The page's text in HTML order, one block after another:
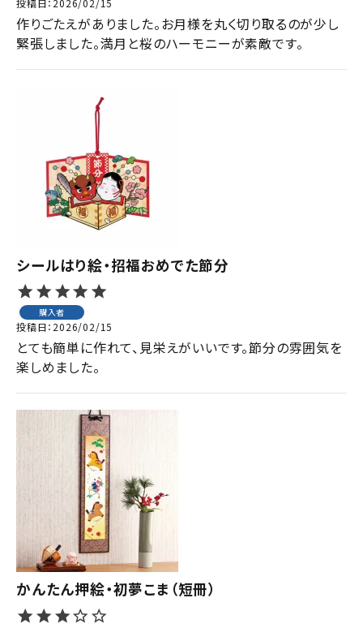
作りごたえがありました。お月様を丸く切り取るのが少し
緊張しました。満月と桜のハーモニーが素敵です。
シールはり絵・招福おめでた節分
購入者
投稿日 2026/02/15
とても簡単に作れて、見栄えがいいです。節分の雰囲気を
楽しめました。
かんたん押絵・初夢こま（短冊）